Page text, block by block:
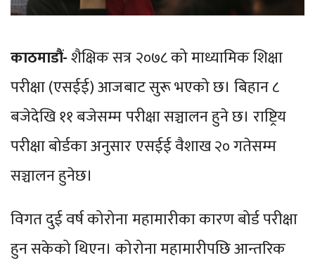
काठमाडौं-शैक्षिक सत्र २०७८ को माध्यामिक शिक्षा
परीक्षा (एसईई) आजबाट सुरू भएको छ। बिहान ८
बजेदेखि ११ बजेसम्म परीक्षा सञ्चालन हुने छ। राष्ट्रिय
परीक्षा बोर्डका अनुसार एसईई वैशाख २० गतेसम्म
सञ्चालन हुनेछ।
विगत दुई वर्ष कोरोना महामारीका कारण बोर्ड परीक्षा
हुन सकेको थिएन। कोरोना महामारीपछि आन्तरिक